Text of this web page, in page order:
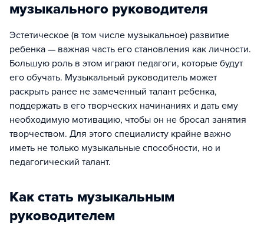
музыкального руководителя
Эстетическое (в том числе музыкальное) развитие
ребенка — важная часть его становления как личности.
Большую роль в этом играют педагоги, которые будут
его обучать. Музыкальный руководитель может
раскрыть ранее не замеченный талант ребенка,
поддержать в его творческих начинаниях и дать ему
необходимую мотивацию, чтобы он не бросал занятия
творчеством. Для этого специалисту крайне важно
иметь не только музыкальные способности, но и
педагогический талант.
Как стать музыкальным
руководителем